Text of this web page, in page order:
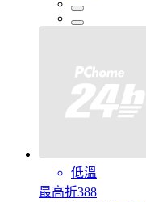
低溫
最高折388